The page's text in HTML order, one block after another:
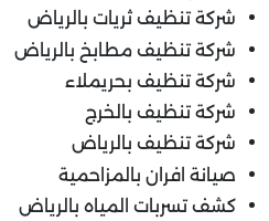
شركة تنظيف ثريات بالرياض
شركة تنظيف مطابخ بالرياض
شركة تنظيف بحريملاء
شركة تنظيف بالخرج
شركة تنظيف بالرياض
صيانة افران بالمزاحمية
كشف تسربات المياه بالرياض